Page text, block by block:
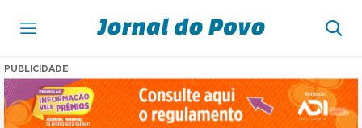
PUBLICIDADE